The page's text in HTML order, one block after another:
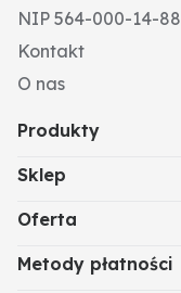
NIP 564-000-14-88
Kontakt
O nas
Produkty
Sklep
Oferta
Metody płatności